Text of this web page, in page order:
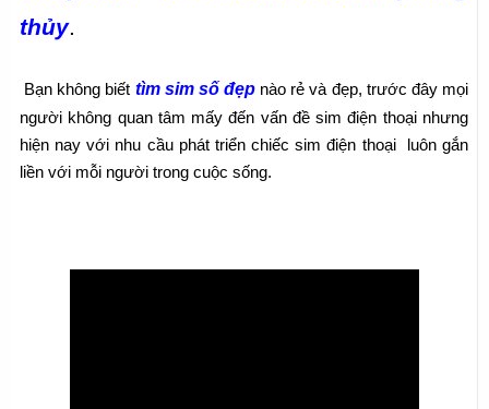
thủy.
Bạn không biết tìm sim số đẹp nào rẻ và đẹp, trước đây mọi
người không quan tâm mấy đến vấn đề sim điện thoại nhưng
hiện nay với nhu cầu phát triển chiếc sim điện thoại  luôn gắn
liền với mỗi người trong cuộc sống.